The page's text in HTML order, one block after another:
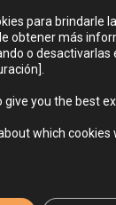
para brindarle
obtener más
o desactivarlas
give you the best
which cookies